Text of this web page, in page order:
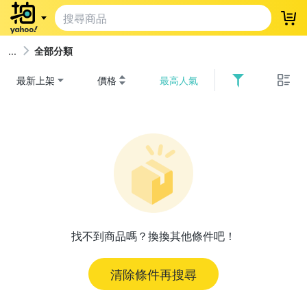
登
全部分類
最新上架 價格 最高人氣
找不到商品嗎？換換其他條件吧！
清除條件再搜尋